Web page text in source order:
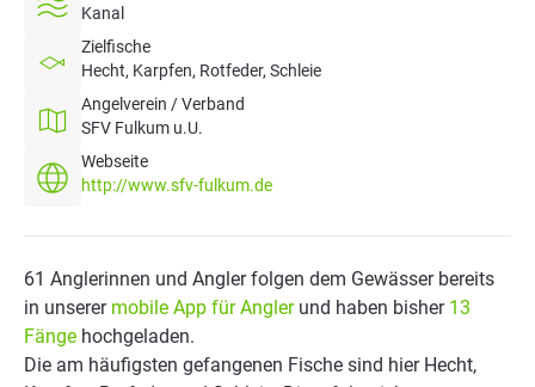
Kanal
Zielfische
Hecht, Karpfen, Rotfeder, Schleie
Angelverein / Verband
SFV Fulkum u.U.
Webseite
http://www.sfv-fulkum.de
61 Anglerinnen und Angler folgen dem Gewässer bereits
in unserer mobile App für Anglerund haben bisher 13
Fänge hochgeladen.
Die am häufigsten gefangenen Fische sind hier Hecht,